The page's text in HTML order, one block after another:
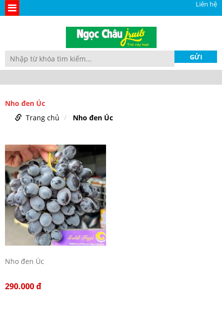
Liên hệ
Nho đen Úc
Trang chủ
Nho đen Úc
Nho đen Úc
290.000 đ